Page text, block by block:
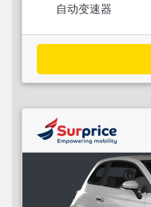
自动变速器